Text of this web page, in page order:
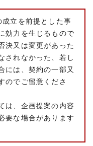
立を前提とした事
効力を生じるもので
決又は変更があった
されなかった、若し
には、契約の一部又
のでご留意くださ
は、企画提案の内容
要な場合があります